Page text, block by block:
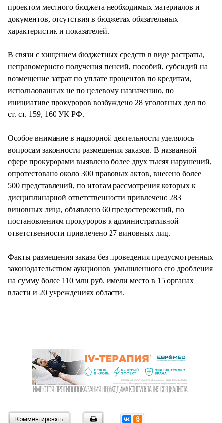
проектом местного бюджета необходимых материалов и
документов, отсутствия в бюджетах обязательных
характеристик и показателей.
В связи с хищением бюджетных средств в виде растраты,
неправомерного получения пенсий, пособий, субсидий на
возмещение затрат по уплате процентов по кредитам,
использованных не по целевому назначению, по
инициативе прокуроров возбуждено 28 уголовных дел по
ст. ст. 159, 160 УК РФ.
Особое внимание в надзорной деятельности уделялось
вопросам законности размещения заказов. В названной
сфере прокурорами выявлено более двух тысяч нарушений,
опротестовано около 300 правовых актов, внесено более
500 представлений, по итогам рассмотрения которых к
дисциплинарной ответственности привлечено 283
виновных лица, объявлено 60 предостережений, по
постановлениям прокуроров к административной
ответственности привлечено 27 виновных лиц.
Факты размещения заказа без проведения предусмотренных
законодательством аукционов, умышленного его дробления
на сумму более 110 млн руб. имели место в 15 органах
власти и 20 учреждениях области.
Комментировать